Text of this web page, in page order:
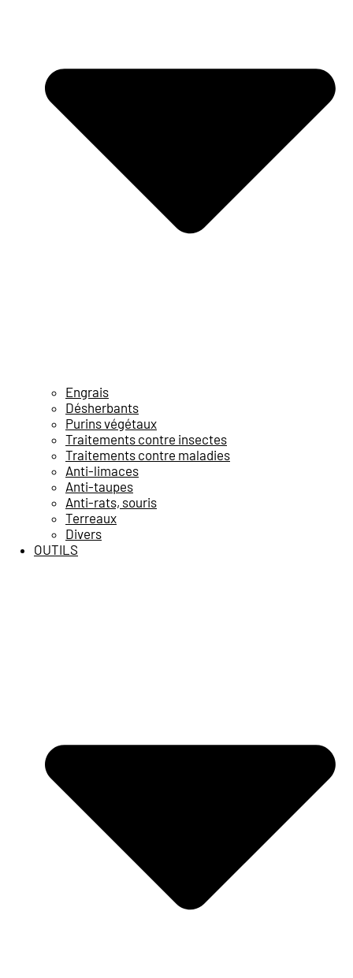
Engrais
Désherbants
Purins végétaux
Traitements contre insectes
Traitements contre maladies
Anti-limaces
Anti-taupes
Anti-rats, souris
Terreaux
Divers
OUTILS